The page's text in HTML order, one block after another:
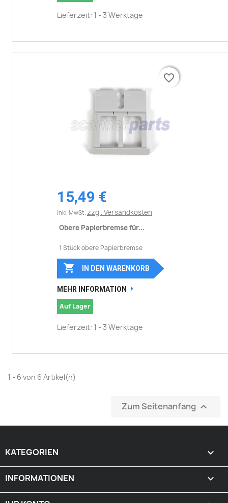
Lieferzeit: 1 - 3 Werktage
15,49 €
inkl. MwSt. zzgl. Versandkosten
Obere Papierbremse für...
1 Stück obere Papierbremse
favorite_border
 IN DEN WARENKORB
MEHR INFORMATION
Auf Lager
Lieferzeit: 1 - 3 Werktage
favorite_border
1 - 6 von 6 Artikel(n)
Zum Seitenanfang 
KATEGORIEN 
INFORMATIONEN 